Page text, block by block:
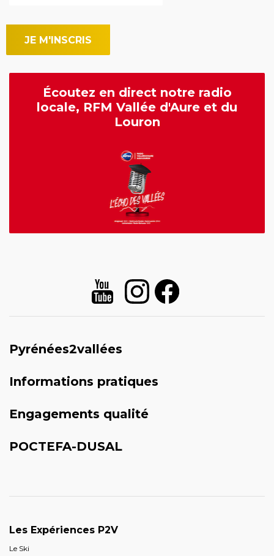
Écoutez en direct notre radio
locale, RFM Vallée d'Aure et du
Louron
Pyrénées2vallées
Informations pratiques
Engagements qualité
POCTEFA-DUSAL
Les Expériences P2V
Le Ski